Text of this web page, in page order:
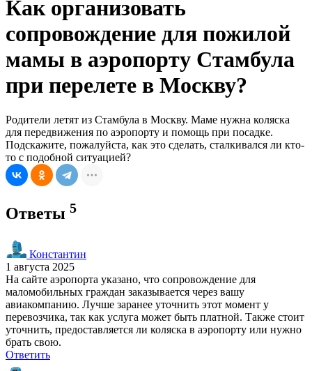
Как организовать
сопровождение для пожилой
мамы в аэропорту Стамбула
при перелете в Москву?
Родители летят из Стамбула в Москву. Маме нужна коляска
для передвижения по аэропорту и помощь при посадке.
Подскажите, пожалуйста, как это сделать, сталкивался ли кто-
то с подобной ситуацией?
Ответы 5
Константин
1 августа 2025
На сайте аэропорта указано, что сопровождение для
маломобильных граждан заказывается через вашу
авиакомпанию. Лучше заранее уточнить этот момент у
перевозчика, так как услуга может быть платной. Также стоит
уточнить, предоставляется ли коляска в аэропорту или нужно
брать свою.
Ответить